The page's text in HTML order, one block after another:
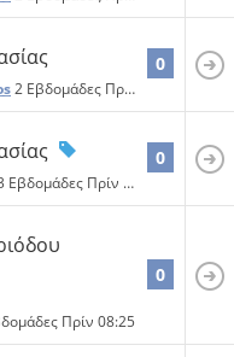
2 Εβδομάδες Πρίν
0
Εβδομάδες Πρίν 00:58
0
Πρίν 08:25
0